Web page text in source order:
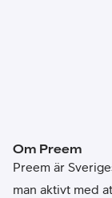
Om Preem
Preem är
man aktivt med